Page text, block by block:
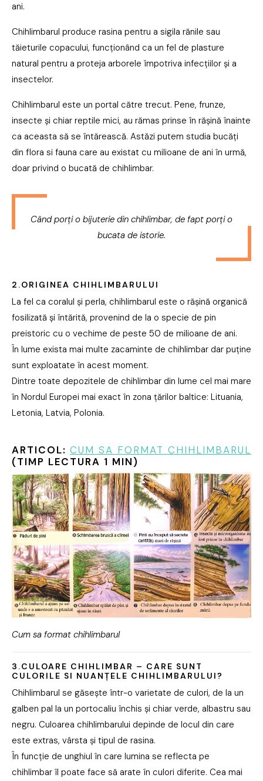
ani.
Chihlimbarul produce rasina pentru a sigila rănile sau
tăieturile copacului, funcționând ca un fel de plasture
natural pentru a proteja arborele împotriva infecțiilor și a
insectelor.
Chihlimbarul este un portal către trecut. Pene, frunze,
insecte și chiar reptile mici, au rămas prinse în rășină înainte
ca aceasta să se întărească. Astăzi putem studia bucăți
din flora si fauna care au existat cu milioane de ani în urmă,
doar privind o bucată de chihlimbar.
Când porți o bijuterie din chihlimbar, de fapt porți o
bucata de istorie.
2.ORIGINEA CHIHLIMBARULUI
La fel ca coralul și perla, chihlimbarul este o rășină organică
fosilizată și întărită, provenind de la o specie de pin
preistoric cu o vechime de peste 50 de milioane de ani.
În lume exista mai multe zacaminte de chihlimbar dar puține
sunt exploatate în acest moment.
Dintre toate depozitele de chihlimbar din lume cel mai mare
în Nordul Europei mai exact în zona țărilor baltice: Lituania,
Letonia, Latvia, Polonia.
ARTICOL: CUM SA FORMAT CHIHLIMBARUL
(TIMP LECTURA 1 MIN)
Cum sa format chihlimbarul
3.CULOARE CHIHLIMBAR – CARE SUNT
CULORILE SI NUANȚELE CHIHLIMBARULUI?
Chihlimbarul se găsește într-o varietate de culori, de la un
galben pal la un portocaliu închis și chiar verde, albastru sau
negru. Culoarea chihlimbarului depinde de locul din care
este extras, vârsta și tipul de rasina.
În funcție de unghiul în care lumina se reflecta pe
chihlimbar îl poate face să arate în culori diferite. Cea mai